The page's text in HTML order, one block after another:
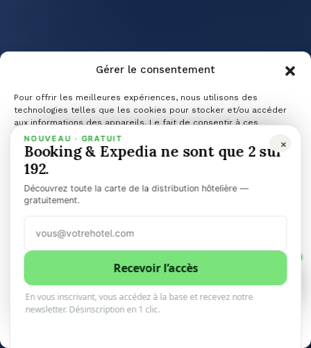
Gérer le consentement
Pour offrir les meilleures expériences, nous utilisons des
technologies telles que les cookies pour stocker et/ou accéder
aux informations des appareils. Le fait de consentir à ces
technologies nous permettra de traiter des données telles que le
comportement de navigation ou les ID uniques sur ce site. Le fait
de ne pas consentir ou de retirer son consentement peut avoir un
effet négatif sur certaines caractéristiques et fonctions.
Gérer les services
Accepter
Refuser
Voir les préférences
Trenord,
Kafka et l’UX
de l’absurde
ferroviaire
×
NOUVEAU · GRATUIT
Booking & Expedia ne sont que 2 sur
192.
Découvrez toute la carte de la distribution hôtelière —
gratuitement.
Recevoir l’accès
En vous inscrivant, vous accédez à la base et recevez notre
newsletter. Désinscription en 1 clic.